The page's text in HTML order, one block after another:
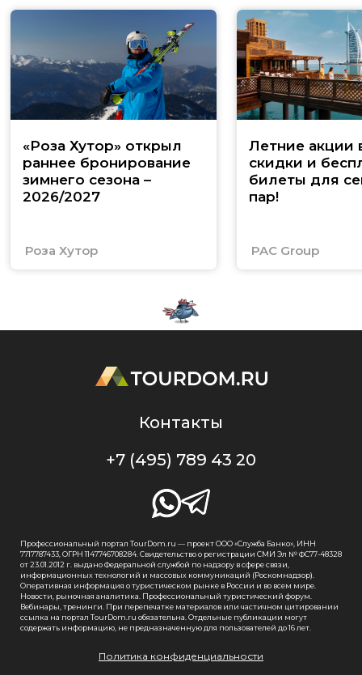
«Роза Хутор» открыл
раннее бронирование
зимнего сезона –
2026/2027
Роза Хутор
Летние акции
скидки и
билеты для
пар!
PAC Group
Контакты
+7 (495) 789 43 20
Профессиональный портал TourDom.ru — проект ООО «Служба Банко», ИНН
7717787433, ОГРН 1147746708284. Свидетельство о регистрации СМИ Эл № ФС77-48328
от 23.01.2012 г. выдано Федеральной службой по надзору в сфере связи,
информационных технологий и массовых коммуникаций (Роскомнадзор).
Оперативная информация о туристическом рынке в России и во всем мире.
Новости, рыночная аналитика. Профессиональный туристический форум.
Вебинары, тренинги. При перепечатке материалов или частичном цитировании
ссылка на портал TourDom.ru обязательна. Отдельные публикации могут
содержать информацию, не предназначенную для пользователей до 16 лет.
Политика конфиденциальности